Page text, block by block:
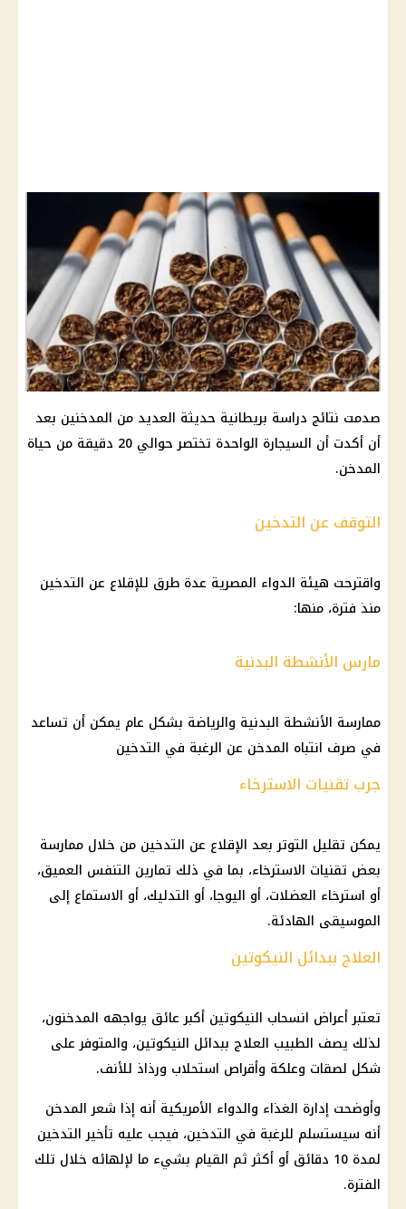
صدمت نتائج دراسة بريطانية حديثة العديد من المدخنين بعد
أن أكدت أن السيجارة الواحدة تختصر حوالي 20 دقيقة من حياة
المدخن.
التوقف عن التدخين
واقترحت هيئة الدواء المصرية عدة طرق للإقلاع عن التدخين
منذ فترة، منها:
مارس الأنشطة البدنية
ممارسة الأنشطة البدنية والرياضة بشكل عام يمكن أن تساعد
في صرف انتباه المدخن عن الرغبة في التدخين
جرب تقنيات الاسترخاء
يمكن تقليل التوتر بعد الإقلاع عن التدخين من خلال ممارسة
بعض تقنيات الاسترخاء، بما في ذلك تمارين التنفس العميق،
أو استرخاء العضلات، أو اليوجا، أو التدليك، أو الاستماع إلى
الموسيقى الهادئة.
العلاج ببدائل النيكوتين
تعتبر أعراض انسحاب النيكوتين أكبر عائق يواجهه المدخنون،
لذلك يصف الطبيب العلاج ببدائل النيكوتين، والمتوفر على
شكل لصقات وعلكة وأقراص استحلاب ورذاذ للأنف.
وأوضحت إدارة الغذاء والدواء الأمريكية أنه إذا شعر المدخن
أنه سيستسلم للرغبة في التدخين، فيجب عليه تأخير التدخين
لمدة 10 دقائق أو أكثر ثم القيام بشيء ما لإلهائه خلال تلك
الفترة.​